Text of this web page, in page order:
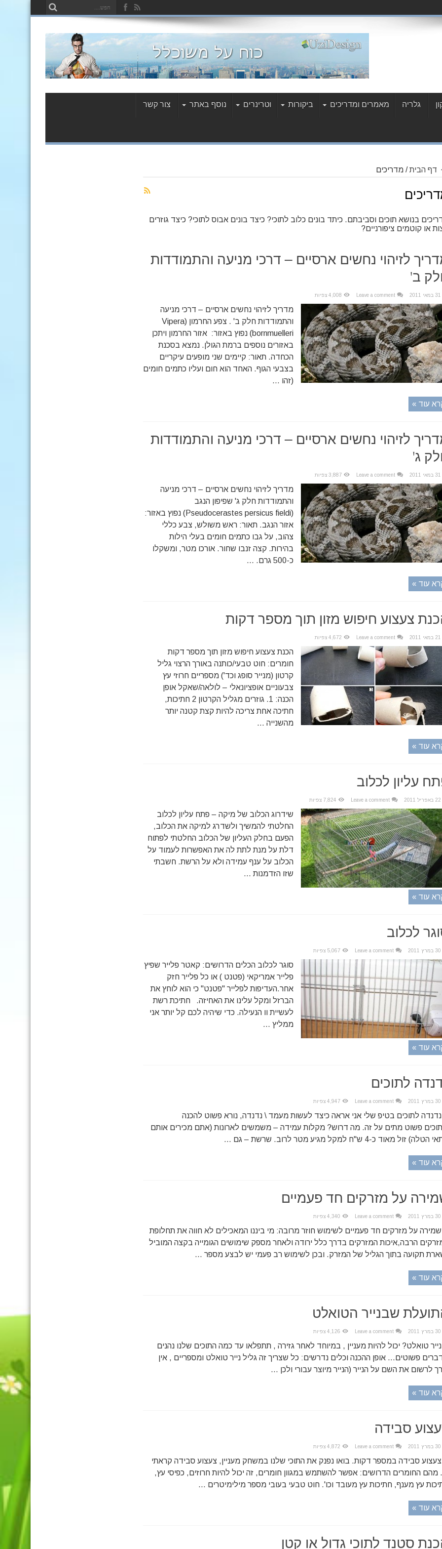
גלריה מאמרים ומדריכים ביקורות וטרינרים נוסף באתר צור קשר
דף הבית / מדריכים
בנושא תוכים וסביבתם. כיתד בונים כלוב לתוכי? כיצד בונים אבוס לתוכי? כיצד גוזרים
או קוטמים ציפורניים?
לזיהוי נחשים ארסיים – דרכי מניעה והתמודדות
ב'
31 במאי 2011 Leave a comment 4,008 צפיות
מדריך לזיהוי נחשים ארסיים – דרכי מניעה
והתמודדות חלק ב' . צפע החרמון (Vipera
bornmuelleri) נפוץ באזור: אזור החרמון ויתכן
באזורים נוספים ברמת הגולן. נמצא בסכנת
הכחדה. תאור: קיימים שני מופעים עיקריים
בצבעי הגוף. האחד הוא חום ועליו כתמים חומים
(זהו ...
עוד »
לזיהוי נחשים ארסיים – דרכי מניעה והתמודדות
ג'
31 במאי 2011 Leave a comment 3,887 צפיות
מדריך לזיהוי נחשים ארסיים – דרכי מניעה
והתמודדות חלק ג' שפיפון הנגב
(Pseudocerastes persicus fieldi) נפוץ באזור:
אזור הנגב. תאור: ראש משולש, צבע כללי
צהוב, על גבו כתמים חומים בעלי הילות
בהירות. קצה זנבו שחור. אורכו מטר, ומשקלו
כ-500 גרם. ...
עוד »
צעצוע חיפוש מזון תוך מספר דקות
21 במאי 2011 Leave a comment 4,672 צפיות
הכנת צעצוע חיפוש מזון תוך מספר דקות
חומרים: חוט טבעי/כותנה באורך הרצוי גליל
קרטון (מנייר סופג וכד') מספריים חרוזי עץ
צבעוניים אופציונאלי – לולאה/שאקל אופן
הכנה: 1. גוזרים מגליל הקרטון 2 חתיכות,
חתיכה אחת צריכה להיות קצת קטנה יותר
מהשנייה ...
עוד »
עליון לכלוב
22 באפריל 2011 Leave a comment 7,824 צפיות
שידרוג הכלוב של מיקה – פתח עליון לכלוב
החלטתי להמשיך ולשדרג למיקה את הכלוב,
הפעם בחלק העליון של הכלוב החלטתי לפתוח
דלת על מנת לתת לה את האפשרות לעמוד על
הכלוב על ענף עמידה ולא על הרשת. חשבתי
שזו הזדמנות ...
עוד »
לכלוב
30 במרץ 2011 Leave a comment 5,067 צפיות
סוגר לכלוב הכלים הדרושים: קאטר פלייר שפיץ
פלייר אמריקאי (פטנט ) או כל פלייר חזק
אחר.העדיפות לפלייר "פטנט" כי הוא לוחץ את
הברזל ומקל עלינו את האחיזה. חתיכת רשת
לעשיית וו הנעילה. כדי שיהיה לכם קל יותר אני
ממליץ ...
עוד »
לתוכים
30 במרץ 2011 Leave a comment 4,947 צפיות
נדנדה לתוכים בטיפ שלי אני אראה כיצד לעשות מעמד \ נדנדה, נורא פשוט להכנה
פשוט מתים על זה. מה דרוש? מקלות עמידה – משמשים לארונות (אתם מכירים אותם
זול מאוד כ-4 ש"ח למקל מגיע מטר לרוב. שרשת – גם ...
עוד »
על מזרקים חד פעמיים
30 במרץ 2011 Leave a comment 4,340 צפיות
שמירה על מזרקים חד פעמיים לשימוש חוזר מרובה: מי ביננו המאכילים לא חווה את תחלופת
הרבה,איכות המזרקים בדרך כלל ירודה ולאחר מספק שימושים הגומייה בקצה המוביל
תקועה בתוך הגליל של המזרק. ובכן לשימוש רב פעמי יש לבצע מספר ...
עוד »
שבנייר הטואלט
30 במרץ 2011 Leave a comment 4,126 צפיות
נייר טואלט? יכול להיות מעניין , במיוחד לאחר גזירה , תתפלאו עד כמה התוכים שלנו נהנים
פשוטים… אופן ההכנה וכלים נדרשים: כל שצריך זה גליל נייר טואלט ומספריים , אין
לרשום את השם על הנייר (הנייר מיוצר עבורי ולכן ...
עוד »
סבידה
30 במרץ 2011 Leave a comment 4,872 צפיות
צעצוע סבידה במספר דקות. בואו נפנק את התוכי שלנו במשחק מעניין, צעצוע סבידה קראתי
מהם החומרים הדרושים: אפשר להשתמש במגוון חומרים, זה יכול להיות חרוזים, כפיסי עץ,
עץ מענף, חתיכות עץ מעובד וכו'. חוט טבעי בעובי מספר מילימיטרים ...
עוד »
סטנד לתוכי גדול או קטן